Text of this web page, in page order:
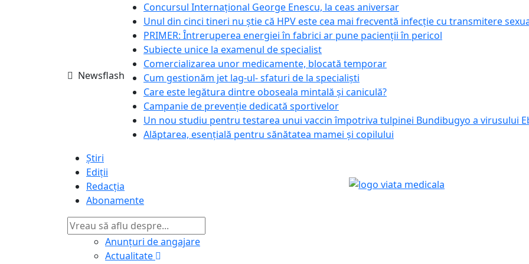
Newsflash
Concursul Internațional George Enescu, la ceas aniversar
Unul din cinci tineri nu știe că HPV este cea mai frecventă infecție cu transmitere
PRIMER: Întreruperea energiei în fabrici ar pune pacienții în pericol
Subiecte unice la examenul de specialist
Comercializarea unor medicamente, blocată temporar
Cum gestionăm jet lag-ul- sfaturi de la specialiști
Care este legătura dintre oboseala mintală și caniculă?
Campanie de prevenție dedicată sportivelor
Un nou studiu pentru testarea unui vaccin împotriva tulpinei Bundibugyo a virusului
Alăptarea, esențială pentru sănătatea mamei și copilului
Știri
Ediții
Redacția
Abonamente
Anunțuri de angajare
Actualitate